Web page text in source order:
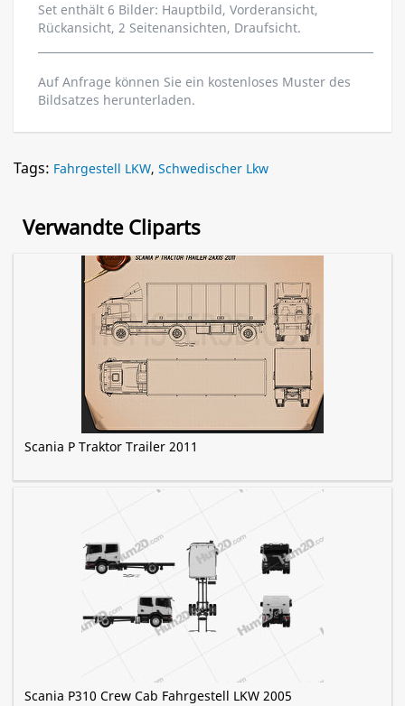
Set enthält 6 Bilder: Hauptbild, Vorderansicht,
Rückansicht, 2 Seitenansichten, Draufsicht.
Auf Anfrage können Sie ein kostenloses Muster des
Bildsatzes herunterladen.
Tags: Fahrgestell LKW, Schwedischer Lkw
Verwandte Cliparts
Scania P Traktor Trailer 2011
Scania P310 Crew Cab Fahrgestell LKW 2005